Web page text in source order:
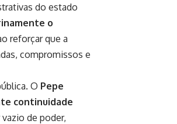
do estado
o
reforçar que a
compromissos e
O Pepe
continuidade
de poder,